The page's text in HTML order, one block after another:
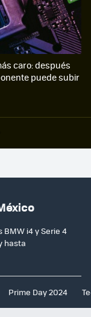
caro: después
puede subir
i4 y Serie 4
hasta
Prime Day 2024